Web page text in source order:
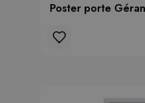
Poster porte